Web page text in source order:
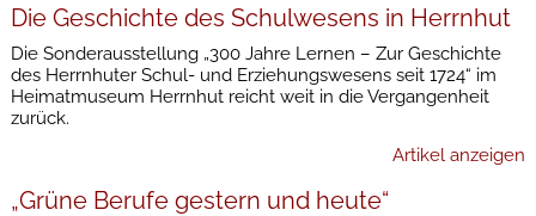
Die Geschichte des Schulwesens in Herrnhut
Die Sonderausstellung „300 Jahre Lernen – Zur Geschichte
des Herrnhuter Schul- und Erziehungswesens seit 1724“ im
Heimatmuseum Herrnhut reicht weit in die Vergangenheit
zurück.
Artikel anzeigen
„Grüne Berufe gestern und heute“